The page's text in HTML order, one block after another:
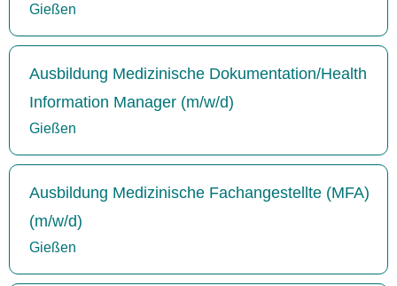
Gießen
Ausbildung Medizinische Dokumentation/Health
Information Manager (m/w/d)
Gießen
Ausbildung Medizinische Fachangestellte (MFA)
(m/w/d)
Gießen